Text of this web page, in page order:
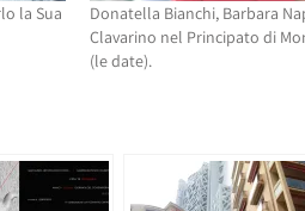
la Sua
Donatella Bianchi, Barbara
Clavarino nel Principato di
(le date).